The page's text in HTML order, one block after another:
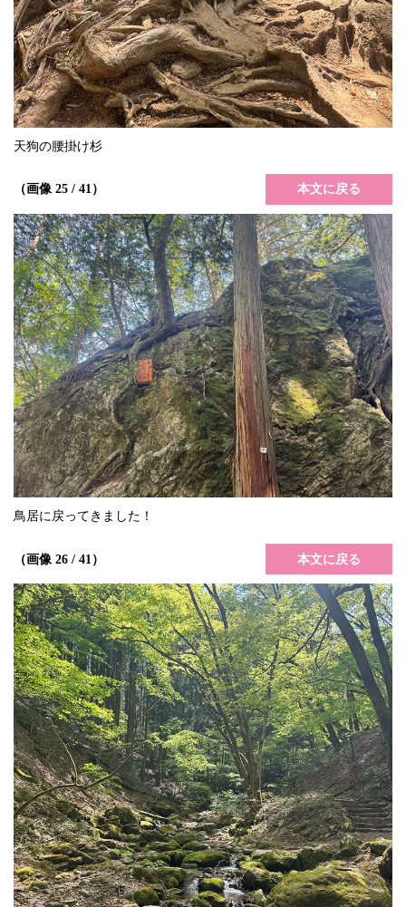
天狗の腰掛け杉
（画像 25 / 41） 本文に戻る
鳥居に戻ってきました！
（画像 26 / 41） 本文に戻る